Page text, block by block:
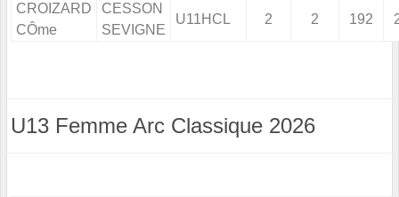
CROIZARD
CÔme
CESSON
SEVIGNE
U11HCL 2 2 192
U13 Femme Arc Classique 2026